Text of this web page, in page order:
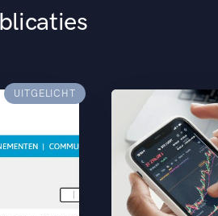
UITGELICHT